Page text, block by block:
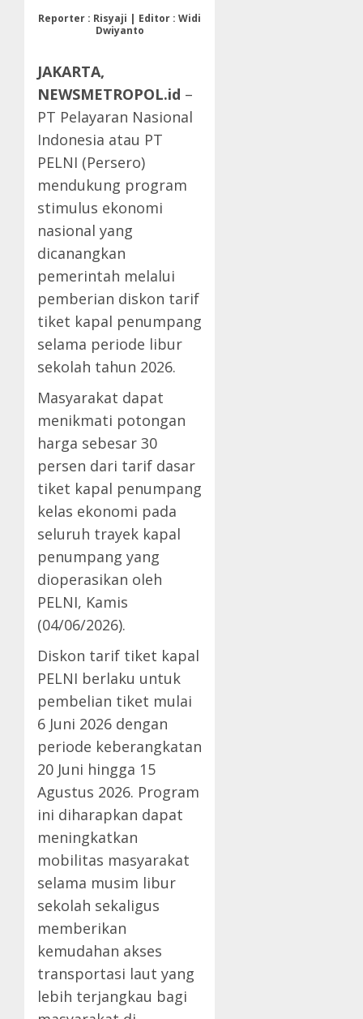
Reporter : Risyaji | Editor : Widi
Dwiyanto
JAKARTA,
NEWSMETROPOL.id –
PT Pelayaran Nasional
Indonesia atau PT
PELNI (Persero)
mendukung program
stimulus ekonomi
nasional yang
dicanangkan
pemerintah melalui
pemberian diskon tarif
tiket kapal penumpang
selama periode libur
sekolah tahun 2026.
Masyarakat dapat
menikmati potongan
harga sebesar 30
persen dari tarif dasar
tiket kapal penumpang
kelas ekonomi pada
seluruh trayek kapal
penumpang yang
dioperasikan oleh
PELNI, Kamis
(04/06/2026).
Diskon tarif tiket kapal
PELNI berlaku untuk
pembelian tiket mulai
6 Juni 2026 dengan
periode keberangkatan
20 Juni hingga 15
Agustus 2026. Program
ini diharapkan dapat
meningkatkan
mobilitas masyarakat
selama musim libur
sekolah sekaligus
memberikan
kemudahan akses
transportasi laut yang
lebih terjangkau bagi